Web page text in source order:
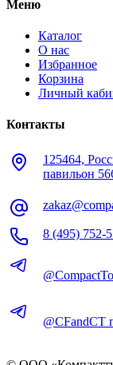
Меню
Каталог
О нас
Избранное
Корзина
Личный
Контакты
125464,
павильон
8 (495) 752-
@CFandCT